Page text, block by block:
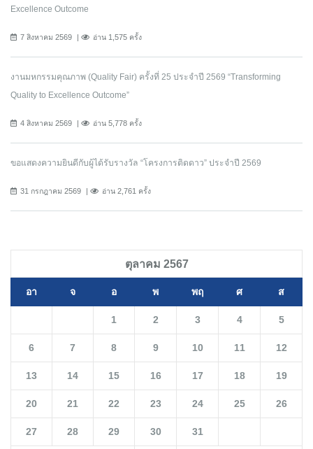
Excellence Outcome
7 สิงหาคม 2569 อ่าน 1,575 ครั้ง
งานมหกรรมคุณภาพ (Quality Fair) ครั้งที่ 25 ประจำปี 2569 “Transforming
Quality to Excellence Outcome”
4 สิงหาคม 2569 อ่าน 5,778 ครั้ง
ขอแสดงความยินดีกับผู้ได้รับรางวัล “โครงการติดดาว” ประจำปี 2569
31 กรกฎาคม 2569 อ่าน 2,761 ครั้ง
ตุลาคม 2567
อา จ อ พ พฤ ศ ส
1 2 3 4 5
6 7 8 9 10 11 12
13 14 15 16 17 18 19
20 21 22 23 24 25 26
27 28 29 30 31